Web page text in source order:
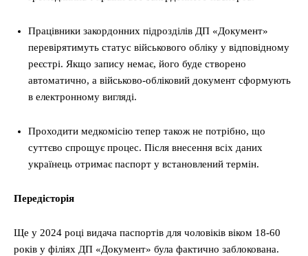
Працівники закордонних підрозділів ДП «Документ»
перевірятимуть статус військового обліку у відповідному
реєстрі. Якщо запису немає, його буде створено
автоматично, а військово-обліковий документ сформують
в електронному вигляді.
Проходити медкомісію тепер також не потрібно, що
суттєво спрощує процес. Після внесення всіх даних
українець отримає паспорт у встановлений термін.
Передісторія
Ще у 2024 році видача паспортів для чоловіків віком 18-60
років у філіях ДП «Документ» була фактично заблокована.